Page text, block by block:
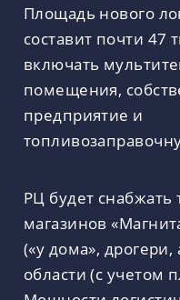
Площадь нового
составит почти 47
включать
помещения,
предприятие и
РЦ будет снабжать
магазинов
(«у дома», дрогери,
области (с учетом